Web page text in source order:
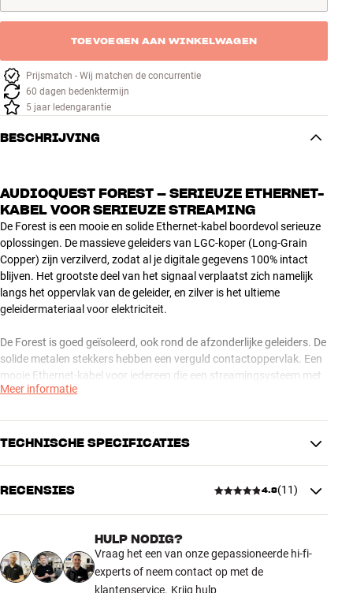
TOEVOEGEN AAN WINKELWAGEN
Prijsmatch - Wij matchen de concurrentie
60 dagen bedenktermijn
5 jaar ledengarantie
BESCHRIJVING
AUDIOQUEST FOREST – SERIEUZE ETHERNET-
KABEL VOOR SERIEUZE STREAMING
De Forest is een mooie en solide Ethernet-kabel boordevol serieuze
oplossingen. De massieve geleiders van LGC-koper (Long-Grain
Copper) zijn verzilverd, zodat al je digitale gegevens 100% intact
blijven. Het grootste deel van het signaal verplaatst zich namelijk
langs het oppervlak van de geleider, en zilver is het ultieme
geleidermateriaal voor elektriciteit.
De Forest is goed geïsoleerd, ook rond de afzonderlijke geleiders. De
solide metalen stekkers hebben een verguld contactoppervlak. Een
mooie Ethernet-kabel voor iedereen die een streamingsysteem met
maximale geluidskwaliteit wil hebben.
Verkrijgbaar van 0,75 tot 12 meter.
voor stabiliteit en maximale geluidskwaliteit kun je beter een
straling en de Wi-Fi-kaart in je muziekstreamer veroorzaakt zelf ook
straling.
Meer informatie
TECHNISCHE SPECIFICATIES
PRODUCTINFORMATIE
Compatibel met CAT 7
Ja
Kabellengte (m)
1,5
AFMETINGEN EN DESIGN
RECENSIES 4.8(11)
4.8
HULP NODIG?
Vraag het een van onze gepassioneerde hi-fi-
experts of neem contact op met de
klantenservice. Krijg hulp